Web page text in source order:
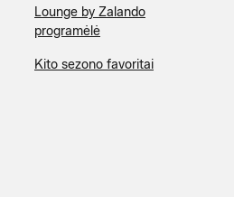
Lounge by Zalando
programėlė
Kito sezono favoritai